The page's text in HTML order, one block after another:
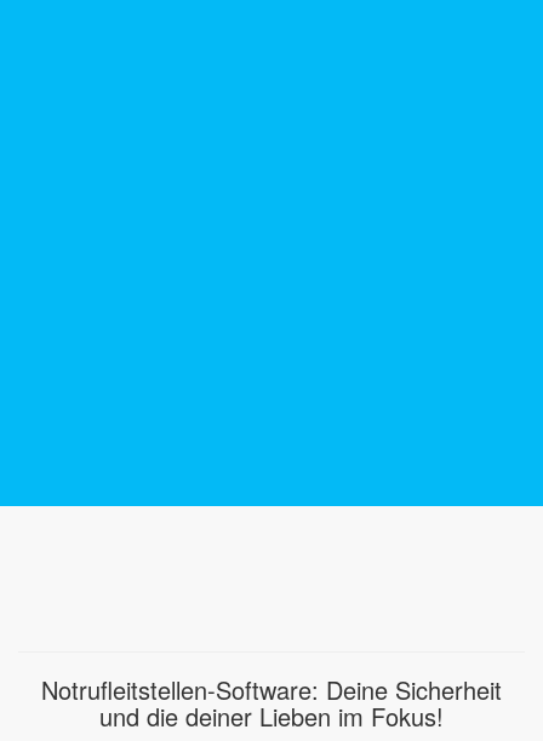
Notrufleitstellen-Software: Deine Sicherheit
und die deiner Lieben im Fokus!